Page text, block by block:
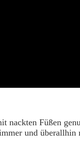
nackten Füßen
und überallhin